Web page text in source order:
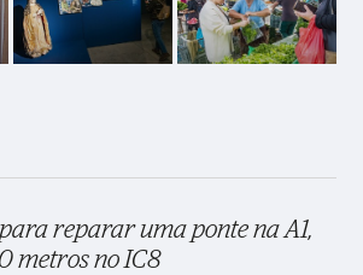
reparar uma ponte na A1,
metros no IC8